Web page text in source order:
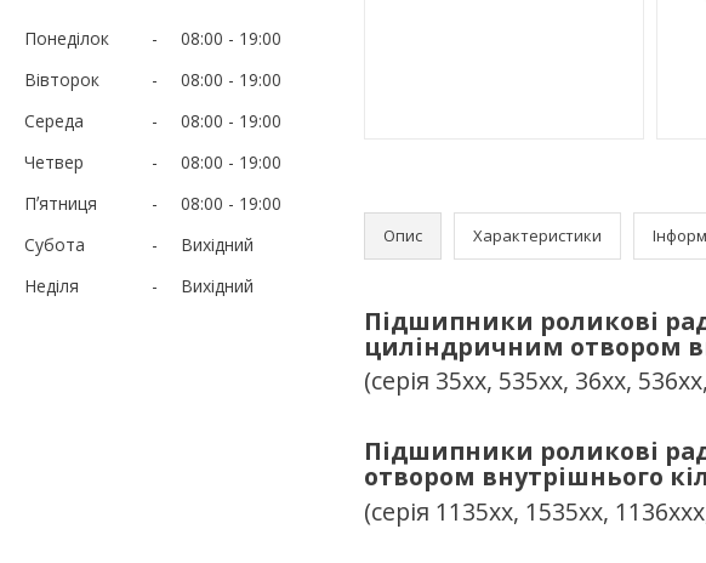
Понеділок 08:00
19:00
Вівторок
08:00
19:00
Середа
08:00
19:00
Четвер
08:00
19:00
Пʼятниця
08:00
19:00
Субота
Вихідний
Неділя
Вихідний
Опис Характеристики
Підшипники роликові
циліндричним отвором
(серія 35хх, 535хх, 36хх,
Підшипники роликові
отвором внутрішнього
(серія 1135хх, 1535хх,